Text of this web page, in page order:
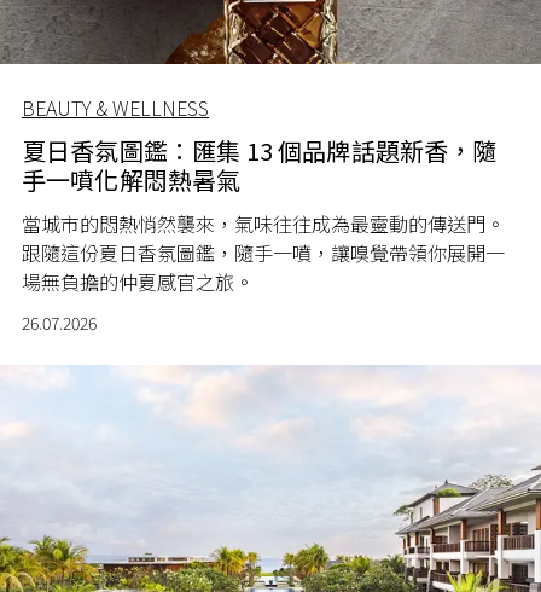
BEAUTY & WELLNESS
夏日香氛圖鑑：匯集 13 個品牌話題新香，隨
手一噴化解悶熱暑氣
當城市的悶熱悄然襲來，氣味往往成為最靈動的傳送門。
跟隨這份夏日香氛圖鑑，隨手一噴，讓嗅覺帶領你展開一
場無負擔的仲夏感官之旅。
26.07.2026